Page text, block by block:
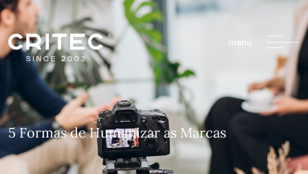
menu
5 Formas de Humanizar as Marcas